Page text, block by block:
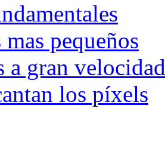
mas pequeños
a gran velocidad
los píxels